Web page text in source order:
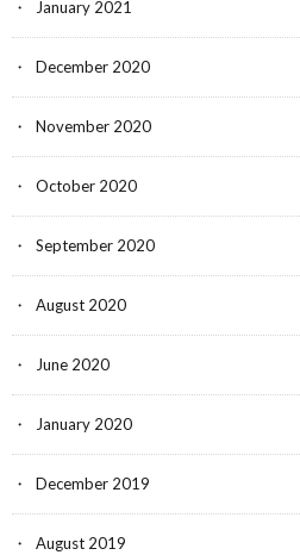
January 2021
December 2020
November 2020
October 2020
September 2020
August 2020
June 2020
January 2020
December 2019
August 2019